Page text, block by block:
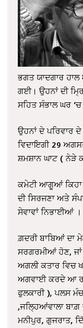
ਭਗਤ ਯਾਦਗਾਰ
ਗਈ। ਉਹਨਾਂ ਦੀ
ਸਹਿਤ ਸੰਭਾਲ ਘਰ
ਉਹਨਾਂ ਦੇ ਪਰਿਵਾਰ
ਵਿਦਾਇਗੀ 29
ਸ਼ਮਸ਼ਾਨ ਘਾਟ ( ਨੇੜੇ
ਕਮੇਟੀ ਆਗੂਆਂ ਕਿਹਾ
ਦੀ ਸਿਰਜਣਾ ਅਤੇ
ਸੇਵਾਵਾਂ ਨਿਭਾਈਆਂ ।
ਗ਼ਦਰੀ ਬਾਬਿਆਂ ਦਾ
ਸਰਗਰਮੀਆਂ ਹੋਣ, ਜਾਂ
ਅਗਲੀ ਕਤਾਰ ਵਿਚ
ਅਗਵਾਈ ਕਰਦੇ ਆ
ਫੁਲਕਾਰੀ ), ਪਲਸ
,ਜਲ੍ਹਿਆਂਵਾਲਾ ਬਾਗ਼
ਮਨੀਪੁਰ, ਗੁਜਰਾਤ,